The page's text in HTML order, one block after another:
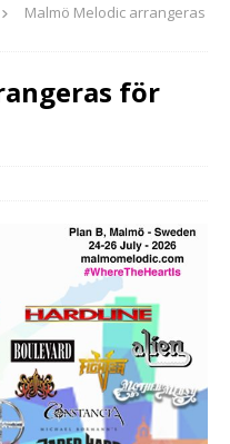
Malmö Melodic arrangeras
för